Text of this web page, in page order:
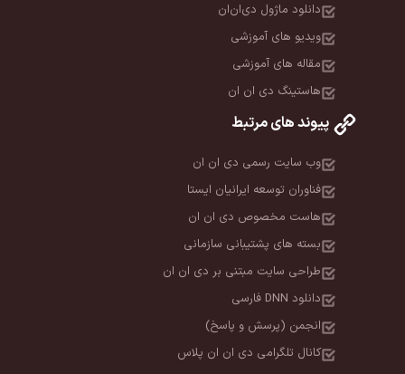
دانلود ماژول دی‌ان‌ان
ویدیو های آموزشی
مقاله های آموزشی
هاستینگ دی ان ان
پیوند های مرتبط
وب سایت رسمی دی ان ان
فناوران توسعه ایرانیان ایستا
هاست مخصوص دی ان ان
بسته های پشتیبانی سازمانی
طراحی سایت مبتنی بر دی ان ان
دانلود DNN فارسی
انجمن (پرسش و پاسخ)
کانال تلگرامی دی ان ان پلاس